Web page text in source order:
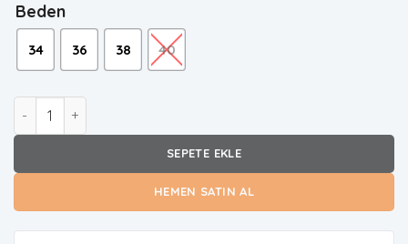
Beden
34 36 38 40
SEPETE EKLE
HEMEN SATIN AL